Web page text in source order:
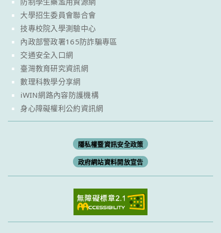
大學招生委員會聯合會
技專校院入學測驗中心
內政部警政署165防詐騙專區
交通安全入口網
臺灣教育研究資訊網
數理科教學分享網
iWIN網路內容防護機構
身心障礙權利公約資訊網
隱私權暨資訊安全政策
政府網站資料開放宣告